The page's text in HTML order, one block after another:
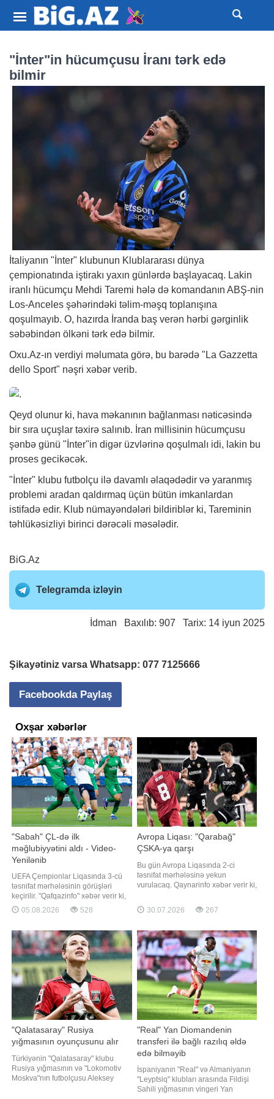
"İnter"in hücumçusu İranı tərk edə
bilmir
İtaliyanın "İnter" klubunun Klublararası dünya
çempionatında iştirakı yaxın günlərdə başlayacaq. Lakin
iranlı hücumçu Mehdi Taremi hələ də komandanın ABŞ-nin
Los-Anceles şəhərindəki təlim-məşq toplanışına
qoşulmayıb. O, hazırda İranda baş verən hərbi gərginlik
səbəbindən ölkəni tərk edə bilmir.
Oxu.Az-ın verdiyi məlumata görə, bu barədə "La Gazzetta
dello Sport" nəşri xəbər verib.
Qeyd olunur ki, hava məkanının bağlanması nəticəsində
bir sıra uçuşlar təxirə salınıb. İran millisinin hücumçusu
şənbə günü "İnter"in digər üzvlərinə qoşulmalı idi, lakin bu
proses gecikəcək.
"İnter" klubu futbolçu ilə davamlı əlaqədədir və yaranmış
problemi aradan qaldırmaq üçün bütün imkanlardan
istifadə edir. Klub nümayəndələri bildiriblər ki, Tareminin
təhlükəsizliyi birinci dərəcəli məsələdir.
BiG.Az
Telegramda izləyin
İdman Baxılıb: 907 Tarix: 14 iyun 2025
Şikayətiniz varsa Whatsapp: 077 7125666
Facebookda Paylaş
Oxşar xəbərlər
"Sabah" ÇL-də ilk
məğlubiyyətini aldı - Video-
Yenilənib
UEFA Çempionlar Liqasında 3-cü
təsnifat mərhələsinin görüşləri
keçirilir. "Qafqazinfo" xəbər verir ki,
Azərbaycan təmsilçisi "Sabah" da
bu gün meydana çıxacaq. Valdas
Danimarka səfərində "Orhus"la
qarşılaşacaq. Oyun Bakı vaxtı ilə
saat 20:30-da başlayacaq
05.08.2026 528
Avropa Liqası: "Qarabağ"
ÇSKA-ya qarşı
Bu gün Avropa Liqasında 2-ci
təsnifat mərhələsinə yekun
vurulacaq. Qaynarinfo xəbər verir ki,
mərhələnin cavab matçına çıxacaq.
Qurban Qurbanovun komandası
olacaq. Görüş Bakı vaxtı ilə saat
22:00-da başlayacaq. Bakıda
oynanıla
30.07.2026 267
"Qalatasaray" Rusiya
yığmasının oyunçusunu alır
Türkiyənin "Qalatasaray" klubu
Rusiya yığmasının və "Lokomotiv
Moskva"nın futbolçusu Aleksey
"Real" Yan Diomandenin
transferi ilə bağlı razılıq əldə
edə bilməyib
İspaniyanın "Real" və Almaniyanın
"Leyptsiq" klubları arasında Fildişi
Sahili yığmasının vingeri Yan